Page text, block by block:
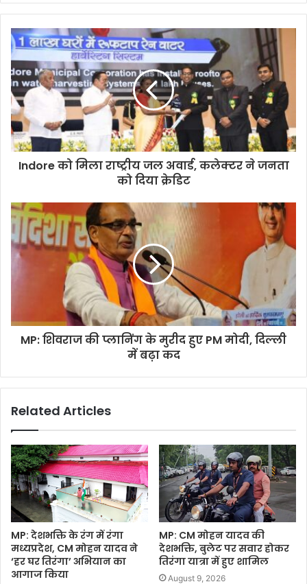
Indore को मिला राष्ट्रीय जल अवार्ड, कलेक्टर ने जनता
को दिया क्रेडिट
MP: शिवराज की प्लानिंग के मुरीद हुए PM मोदी, दिल्ली
में बढ़ा कद
Related Articles
MP: देशभक्ति के रंग में रंगा
मध्यप्रदेश, CM मोहन यादव ने
‘हर घर तिरंगा’ अभियान का
आगाज किया
MP: CM मोहन यादव की
देशभक्ति, बुलेट पर सवार होकर
तिरंगा यात्रा में हुए शामिल
August 9, 2026